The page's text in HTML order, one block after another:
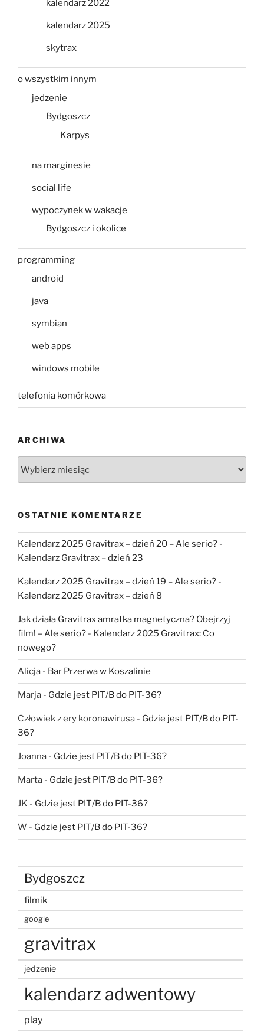
kalendarz 2022
kalendarz 2025
skytrax
o wszystkim innym
jedzenie
Bydgoszcz
Karpys
na marginesie
social life
wypoczynek w wakacje
Bydgoszcz i okolice
programming
android
java
symbian
web apps
windows mobile
telefonia komórkowa
ARCHIWA
OSTATNIE KOMENTARZE
Kalendarz 2025 Gravitrax – dzień 20 – Ale serio? -
Kalendarz Gravitrax – dzień 23
Kalendarz 2025 Gravitrax – dzień 19 – Ale serio? -
Kalendarz 2025 Gravitrax – dzień 8
Jak działa Gravitrax amratka magnetyczna? Obejrzyj
film! – Ale serio? - Kalendarz 2025 Gravitrax: Co
nowego?
Alicja - Bar Przerwa w Koszalinie
Marja - Gdzie jest PIT/B do PIT-36?
Człowiek z ery koronawirusa - Gdzie jest PIT/B do PIT-
36?
Joanna - Gdzie jest PIT/B do PIT-36?
Marta - Gdzie jest PIT/B do PIT-36?
JK - Gdzie jest PIT/B do PIT-36?
W - Gdzie jest PIT/B do PIT-36?
Bydgoszcz
filmik
google
gravitrax
jedzenie
kalendarz adwentowy
play